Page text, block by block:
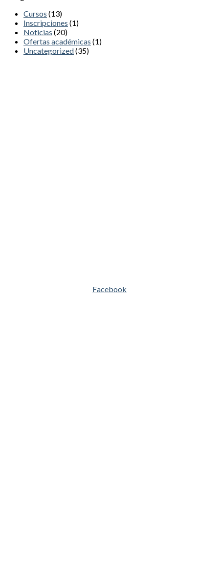
Cursos (13)
Inscripciones (1)
Noticias (20)
Ofertas académicas (1)
Uncategorized(35)
Facebook